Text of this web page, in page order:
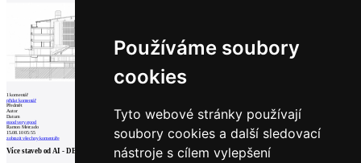
Používáme soubory
cookies
Tyto webové stránky používají
soubory cookies a další sledovací
nástroje s cílem vylepšení
1 komentář
přidat komentář
Předmět
Autor
Datum
good very good
Ramon Mercado
15.08.10 05:55
zobrazit všechny komentáře
Více staveb odAI - DESIGN, s.r.o.